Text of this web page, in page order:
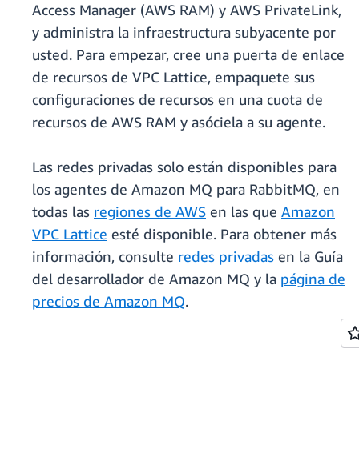
Access Manager (AWS RAM) y AWS PrivateLink,
y administra la infraestructura subyacente por
usted. Para empezar, cree una puerta de enlace
de recursos de VPC Lattice, empaquete sus
configuraciones de recursos en una cuota de
recursos de AWS RAM y asóciela a su agente.
Las redes privadas solo están disponibles para
los agentes de Amazon MQ para RabbitMQ, en
todas las regiones de AWS en las que Amazon
VPC Lattice esté disponible. Para obtener más
información, consulte redes privadas en la Guía
del desarrollador de Amazon MQ y la página de
precios de Amazon MQ.